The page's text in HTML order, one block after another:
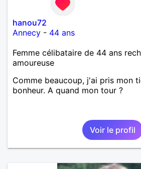
hanou72
Annecy - 44 ans
Femme célibataire de 44 ans
amoureuse
Comme beaucoup, j'ai pris mon
bonheur. A quand mon tour ?
Voir le profil